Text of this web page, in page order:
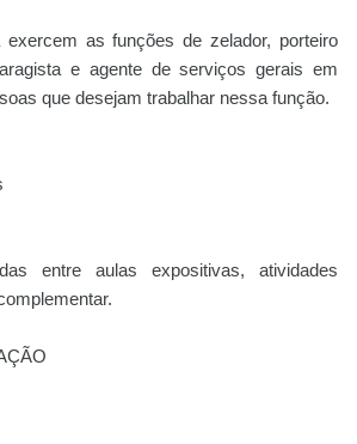
exercem as funções de zelador, porteiro
e agente de serviços gerais em
que desejam trabalhar nessa função.
entre aulas expositivas, atividades